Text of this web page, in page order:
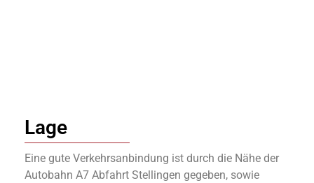
Lage
Eine gute Verkehrsanbindung ist durch die Nähe der
Autobahn A7 Abfahrt Stellingen gegeben, sowie